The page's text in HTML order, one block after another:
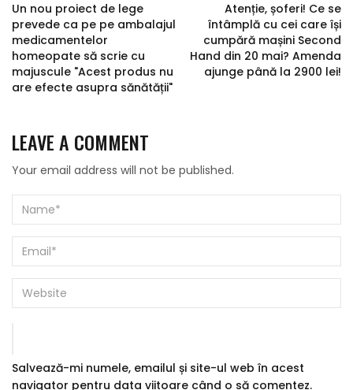
Un nou proiect de lege
prevede ca pe pe ambalajul
medicamentelor
homeopate să scrie cu
majuscule "Acest produs nu
are efecte asupra sănătății"
Atenție, șoferi! Ce se
întâmplă cu cei care își
cumpără mașini Second
Hand din 20 mai? Amenda
ajunge până la 2900 lei!
LEAVE A COMMENT
Your email address will not be published.
Salvează-mi numele, emailul și site-ul web în acest
navigator pentru data viitoare când o să comentez.